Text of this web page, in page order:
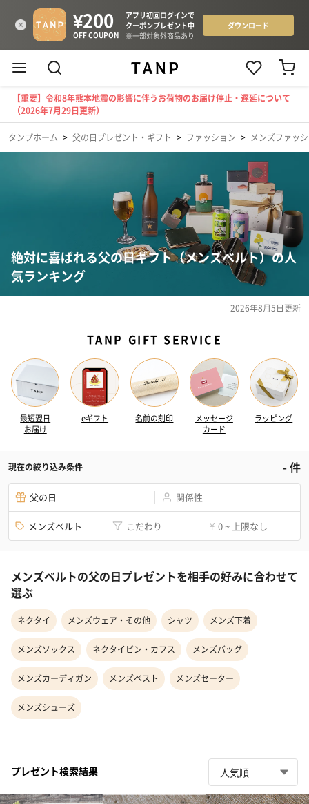
【重要】令和8年熊本地震の影響に伴うお荷物のお届け停止・遅延について
（2026年7月29日更新）
タンプホーム > 父の日プレゼント・ギフト > ファッション > メンズファッ
絶対に喜ばれる父の日ギフト（メンズベルト）の人
気ランキング
2026年8月5日更新
TANP GIFT SERVICE
最短翌日
お届け
eギフト 名前の刻印
メッセージ
カード
ラッピング
現在の絞り込み条件 -件
父の日 関係性
メンズベルト こだわり ¥ 0 ~ 上限なし
メンズベルトの父の日プレゼントを相手の好みに合わせて
選ぶ
ネクタイ メンズウェア・その他 シャツ メンズ下着
メンズソックス ネクタイピン・カフス メンズバッグ
メンズカーディガン メンズベスト メンズセーター
メンズシューズ
プレゼント検索結果